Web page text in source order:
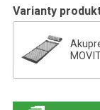
Varianty
x 50